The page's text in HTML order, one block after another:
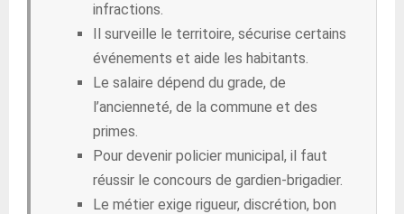
infractions.
Il surveille le territoire, sécurise certains
événements et aide les habitants.
Le salaire dépend du grade, de
l’ancienneté, de la commune et des
primes.
Pour devenir policier municipal, il faut
réussir le concours de gardien-brigadier.
Le métier exige rigueur, discrétion, bon